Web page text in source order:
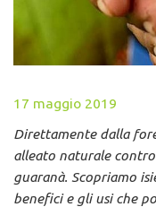
17 maggio 2019
Direttamente dalla
alleato naturale contro
guaranà. Scopriamo
benefici e gli usi che